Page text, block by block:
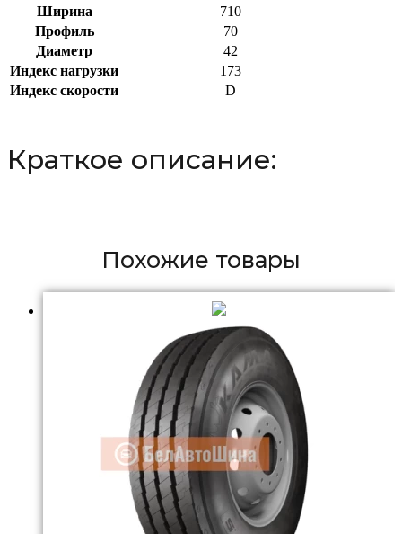
Ширина
710
Профиль
70
Диаметр
42
Индекс нагрузки
173
Индекс скорости
D
Краткое описание:
Похожие товары